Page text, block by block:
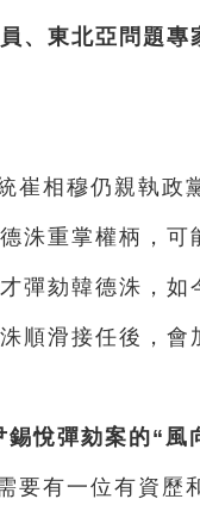
、東北亞問題專
崔相穆仍親執政
洙重掌權柄，
彈劾韓德洙，如
順滑接任後，會
悅彈劾案的“風
要有一位有資歷